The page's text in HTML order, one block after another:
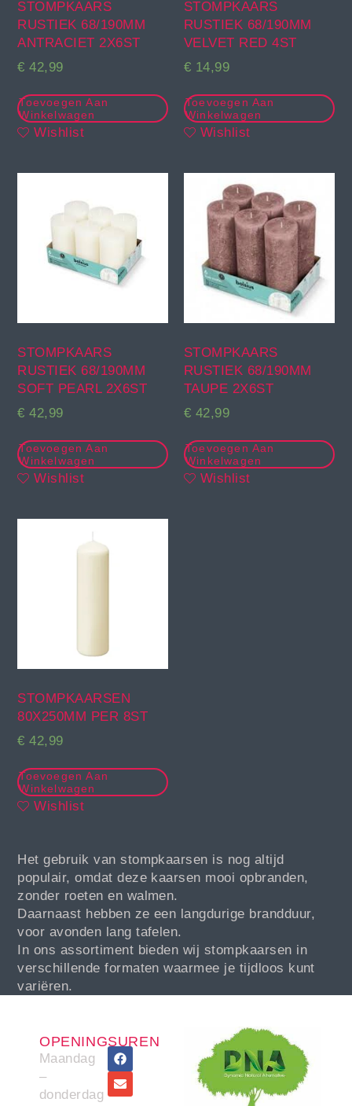
STOMPKAARS
RUSTIEK 68/190MM
ANTRACIET 2X6ST
€ 42,99
Toevoegen Aan
Winkelwagen
Wishlist
STOMPKAARS
RUSTIEK 68/190MM
VELVET RED 4ST
€ 14,99
Toevoegen Aan
Winkelwagen
Wishlist
STOMPKAARS
RUSTIEK 68/190MM
SOFT PEARL 2X6ST
€ 42,99
Toevoegen Aan
Winkelwagen
Wishlist
STOMPKAARS
RUSTIEK 68/190MM
TAUPE 2X6ST
€ 42,99
Toevoegen Aan
Winkelwagen
Wishlist
STOMPKAARSEN
80X250MM PER 8ST
€ 42,99
Toevoegen Aan
Winkelwagen
Wishlist
Het gebruik van stompkaarsen is nog altijd
populair, omdat deze kaarsen mooi opbranden,
zonder roeten en walmen.
Daarnaast hebben ze een langdurige brandduur,
voor avonden lang tafelen.
In ons assortiment bieden wij stompkaarsen in
verschillende formaten waarmee je tijdloos kunt
variëren.
OPENINGSUREN
Maandag
–
donderdag